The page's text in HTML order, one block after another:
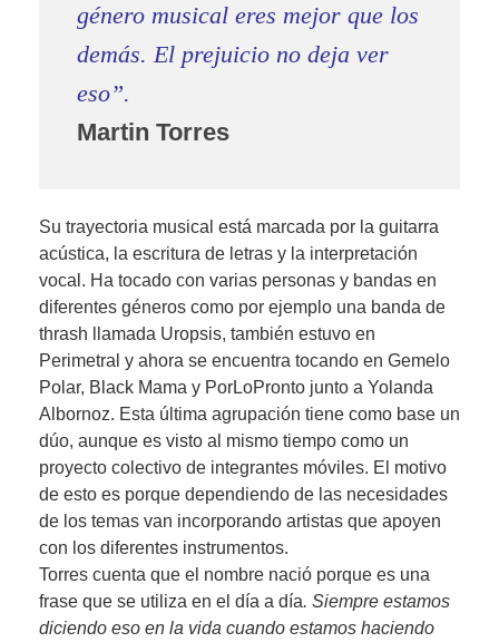
género musical eres mejor que los
demás. El prejuicio no deja ver
eso”.
Martin Torres
Su trayectoria musical está marcada por la guitarra
acústica, la escritura de letras y la interpretación
vocal. Ha tocado con varias personas y bandas en
diferentes géneros como por ejemplo una banda de
thrash llamada Uropsis, también estuvo en
Perimetral y ahora se encuentra tocando en Gemelo
Polar, Black Mama y PorLoPronto junto a Yolanda
Albornoz. Esta última agrupación tiene como base un
dúo, aunque es visto al mismo tiempo como un
proyecto colectivo de integrantes móviles. El motivo
de esto es porque dependiendo de las necesidades
de los temas van incorporando artistas que apoyen
con los diferentes instrumentos.
Torres cuenta que el nombre nació porque es una
frase que se utiliza en el día a día. Siempre estamos
diciendo eso en la vida cuando estamos haciendo